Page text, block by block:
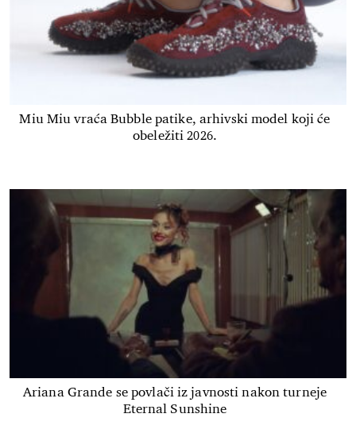
Miu Miu vraća Bubble patike, arhivski model koji će
obeležiti 2026.
Ariana Grande se povlači iz javnosti nakon turneje
Eternal Sunshine